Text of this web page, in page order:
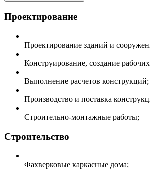
Проектирование
Проектирование зданий и
Конструирование, создание
Выполнение расчетов конструкций;
Производство и поставка
Строительно-монтажные работы;
Строительство
Фахверковые каркасные дома;